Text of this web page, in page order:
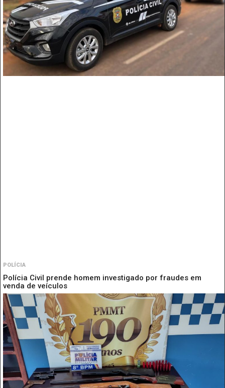
POLÍCIA
Polícia Civil prende homem investigado por fraudes em
venda de veículos